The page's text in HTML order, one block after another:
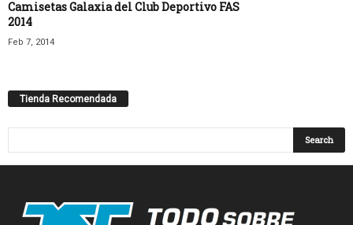
Camisetas Galaxia del Club Deportivo FAS
2014
Feb 7, 2014
Tienda Recomendada